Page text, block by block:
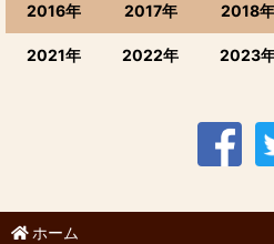
2016年 2017年 2018年
2021年 2022年 2023
ホーム